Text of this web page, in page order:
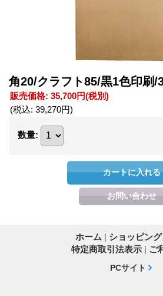
角20/クラフト85/黒1色印刷/
販売価格: 35,700円(税別)
(税込: 39,270円)
数量:
ホーム | ショッピング
特定商取引法表示 | ご
PCサイト